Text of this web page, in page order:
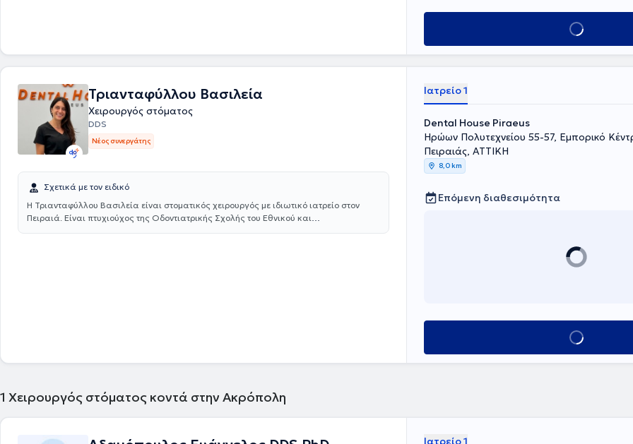
των δοντιών, σε περιπτώσεις μυϊκού ή αρθρικού πόνου, σε περιπτώσεις ήχων που
προέρχονται από τις αρθρώσεις και σε κεφαλαλγίες τύπου τάσεως και άλλα
και το εξωτερικό με πλήθος ανακοινώσεων σε αυτά και ως προσκεκλημένος ομιλιτής
σε αρκετές ημερίδες. Τέλος, είναι μέλος του Οδοντιατρικού Συλλόγου Αττικής, της
Ελληνικής Εταιρείας Ογκολογίας Στόματος, της Ελληνικής Εταιρείας
Στοματοπροσωπικού Πόνου και της Ελληνικής Εταιρείας Κεφαλής και Τραχήλου.
Κλείσε ραντεβού
Τριανταφύλλου Βασιλεία
Χειρουργός στόματος
DDS
Νέος συνεργάτης
Σχετικά με τον ειδικό
Η Τριανταφύλλου Βασιλεία είναι στοματικός χειρουργός με ιδιωτικό ιατρείο στον
Πειραιά. Είναι πτυχιούχος της Οδοντιατρικής Σχολής του Εθνικού και
Ιατρείο 1
Dental House Piraeus
Ηρώων Πολυτεχνείου 55-57, Εμπορικό
Πειραιάς, ΑΤΤΙΚΗ
8,0 km
Επόμενη διαθεσιμότητα
Κλείσε ραντεβού
1 Χειρουργός στόματος κοντά στην Ακρόπολη
Ιατρείο 1